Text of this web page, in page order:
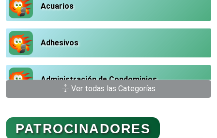
Acuarios
Adhesivos
Administración de Condominios
Administración de Empresas
Ver todas las Categorías
PATROCINADORES